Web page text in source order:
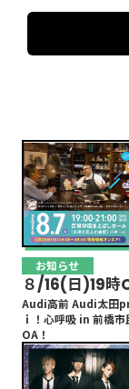
お知らせ
８/16(日)19時
Audi高前 Audi太田
ｉ！心呼吸 in 前橋市
OA！